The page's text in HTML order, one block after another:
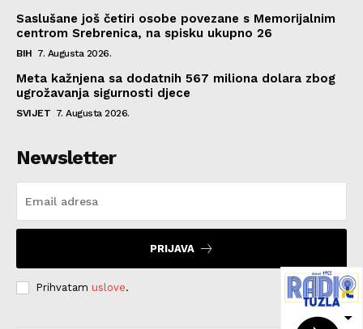
Saslušane još četiri osobe povezane s Memorijalnim
centrom Srebrenica, na spisku ukupno 26
BIH 7. Augusta 2026.
Meta kažnjena sa dodatnih 567 miliona dolara zbog
ugrožavanja sigurnosti djece
SVIJET 7. Augusta 2026.
Newsletter
PRIJAVA
Prihvatam uslove.